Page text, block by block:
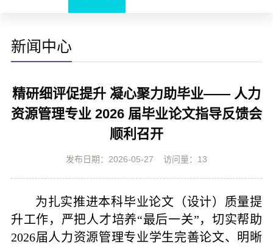
新闻中心
精研细评促提升 凝心聚力助毕业—— 人力
资源管理专业 2026 届毕业论文指导反馈会
顺利召开
发布日期：2026-05-27 访问量： 13
为扎实推进本科毕业论文（设计）质量提
升工作，严把人才培养“最后一关”，切实帮助
2026届人力资源管理专业学生完善论文、明晰